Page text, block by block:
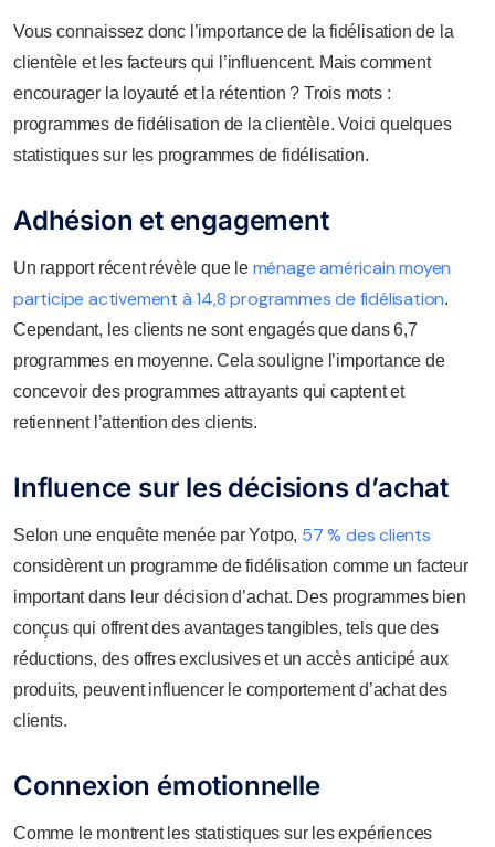
Vous connaissez donc l’importance de la fidélisation de la
clientèle et les facteurs qui l’influencent. Mais comment
encourager la loyauté et la rétention ? Trois mots :
programmes de fidélisation de la clientèle. Voici quelques
statistiques sur les programmes de fidélisation.
Adhésion et engagement
Un rapport récent révèle que le ménage américain moyen
participe activement à 14,8 programmes de fidélisation.
Cependant, les clients ne sont engagés que dans 6,7
programmes en moyenne. Cela souligne l’importance de
concevoir des programmes attrayants qui captent et
retiennent l’attention des clients.
Influence sur les décisions d’achat
Selon une enquête menée par Yotpo, 57 % des clients
considèrent un programme de fidélisation comme un facteur
important dans leur décision d’achat. Des programmes bien
conçus qui offrent des avantages tangibles, tels que des
réductions, des offres exclusives et un accès anticipé aux
produits, peuvent influencer le comportement d’achat des
clients.
Connexion émotionnelle
Comme le montrent les statistiques sur les expériences